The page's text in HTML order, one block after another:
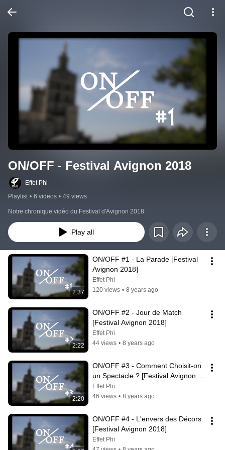
ON/OFF - Festival Avignon 2018
Effet Phi
Playlist • 6 videos • 49 views
Notre chronique vidéo du Festival d'Avignon 2018.
Play all
2:37
ON/OFF #1 - La Parade [Festival
Avignon 2018]
Effet Phi
120 views • 8 years ago
2:22
ON/OFF #2 - Jour de Match
[Festival Avignon 2018]
Effet Phi
44 views • 8 years ago
2:20
ON/OFF #3 - Comment Choisit-on
un Spectacle ? [Festival Avignon
2018]
Effet Phi
46 views • 8 years ago
ON/OFF #4 - L'envers des Décors
[Festival Avignon 2018]
Effet Phi